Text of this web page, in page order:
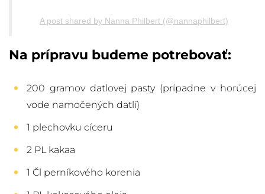
A post shared by Nanna Philbert (@nannaphilbert)
Na prípravu budeme potrebovať:
200 gramov datlovej pasty (prípadne v horúcej
vode namočených datlí)
1 plechovku cíceru
2 PL kakaa
1 Čl perníkového korenia